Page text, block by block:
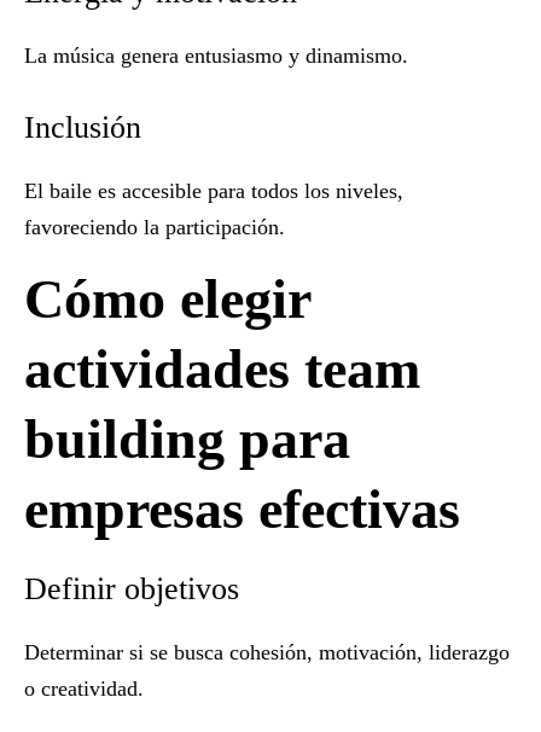
La música genera entusiasmo y dinamismo.
Inclusión
El baile es accesible para todos los niveles,
favoreciendo la participación.
Cómo elegir
actividades team
building para
empresas efectivas
Definir objetivos
Determinar si se busca cohesión, motivación, liderazgo
o creatividad.